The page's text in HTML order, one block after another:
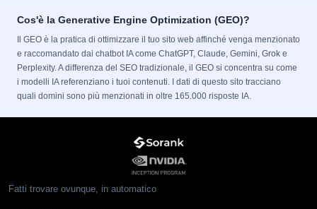
Cos'è la Generative Engine Optimization (GEO)?
Il GEO è la pratica di ottimizzare il tuo sito web affinché venga menzionato
e raccomandato dai chatbot IA come ChatGPT, Claude, Gemini, Grok e
Perplexity. A differenza del SEO tradizionale, il GEO si concentra su come
i modelli IA referenziano i tuoi contenuti. I dati di questo sito tracciano
quali domini sono più menzionati in oltre 165.000 risposte IA.
Fatti trovare ovunque, in automatico